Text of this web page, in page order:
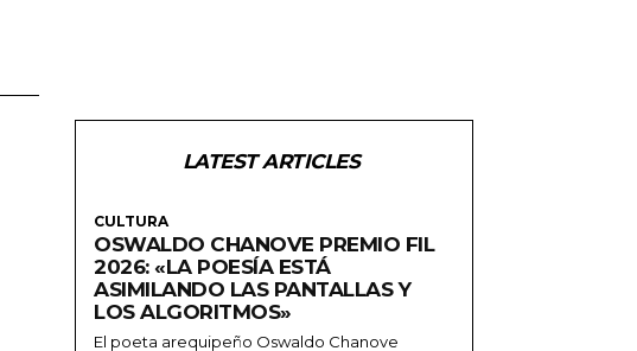
LATEST ARTICLES
CULTURA
OSWALDO CHANOVE PREMIO FIL
2026: «LA POESÍA ESTÁ
ASIMILANDO LAS PANTALLAS Y
LOS ALGORITMOS»
El poeta arequipeño Oswaldo Chanove